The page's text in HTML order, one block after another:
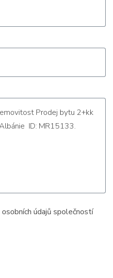
osobních údajů společností